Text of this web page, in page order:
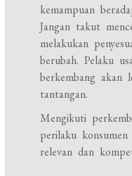
kemampuan
Jangan takut
melakukan
berubah. Pelaku
berkembang akan
tantangan.
Mengikuti
perilaku
relevan dan